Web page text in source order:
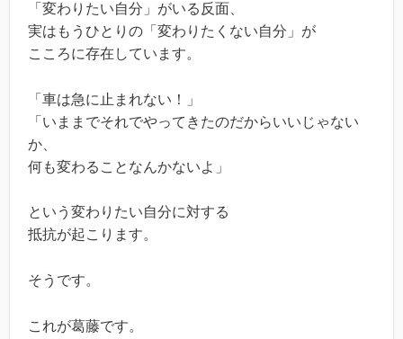
「変わりたい自分」がいる反面、
実はもうひとりの「変わりたくない自分」が
こころに存在しています。
「車は急に止まれない！」
「いままでそれでやってきたのだからいいじゃない
か、
何も変わることなんかないよ」
という変わりたい自分に対する
抵抗が起こります。
そうです。
これが葛藤です。